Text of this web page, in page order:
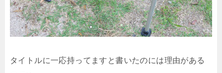
タイトルに一応持ってますと書いたのには理由がある